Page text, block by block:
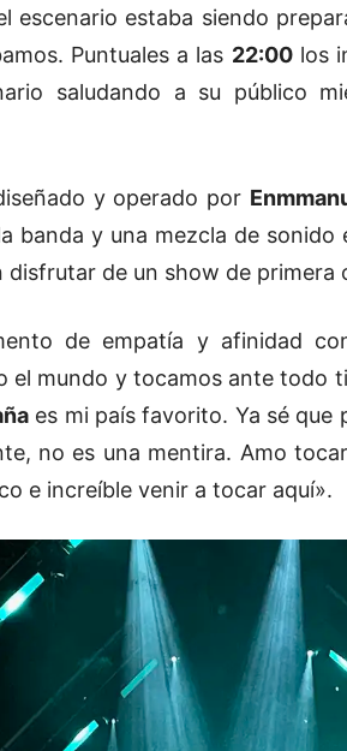
escenario estaba siendo
Puntuales a las 22:00los
saludando a su público
y operado por
banda y una mezcla de
disfrutar de un show de primera
de empatía y afinidad
el mundo y tocamos ante todo
es mi país favorito. Ya sé que
no es una mentira. Amo
e increíble venir a tocar aquí».